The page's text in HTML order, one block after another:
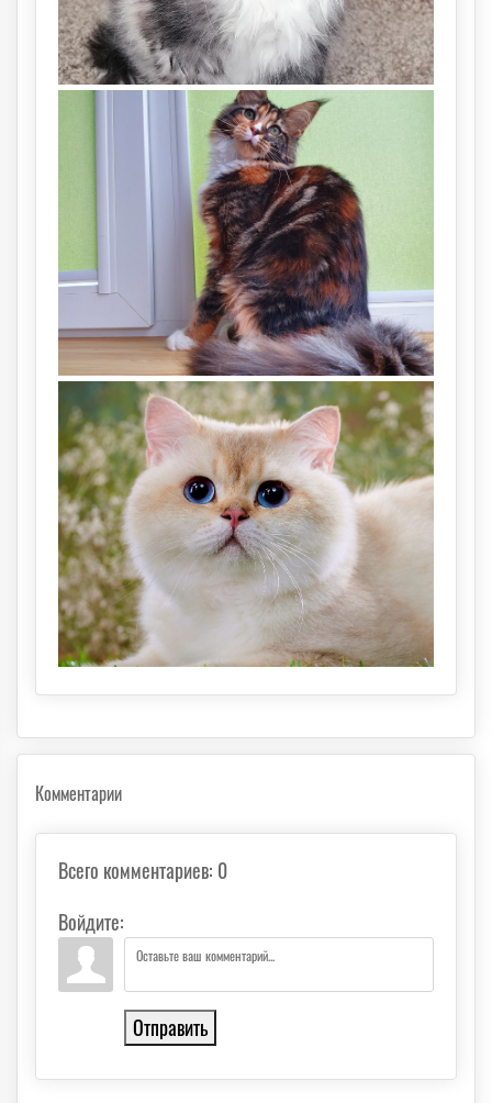
Комментарии
Всего комментариев: 0
Войдите:
Отправить